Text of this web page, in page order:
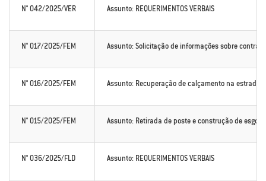
N° 042/2025/VER Assunto: REQUERIMENTOS VERBAIS
N° 017/2025/FEM Assunto: Solicitação de informações sobre
N° 016/2025/FEM Assunto: Recuperação de calçamento na estrada
N° 015/2025/FEM Assunto: Retirada de poste e construção de esgoto,
N° 036/2025/FLD Assunto: REQUERIMENTOS VERBAIS